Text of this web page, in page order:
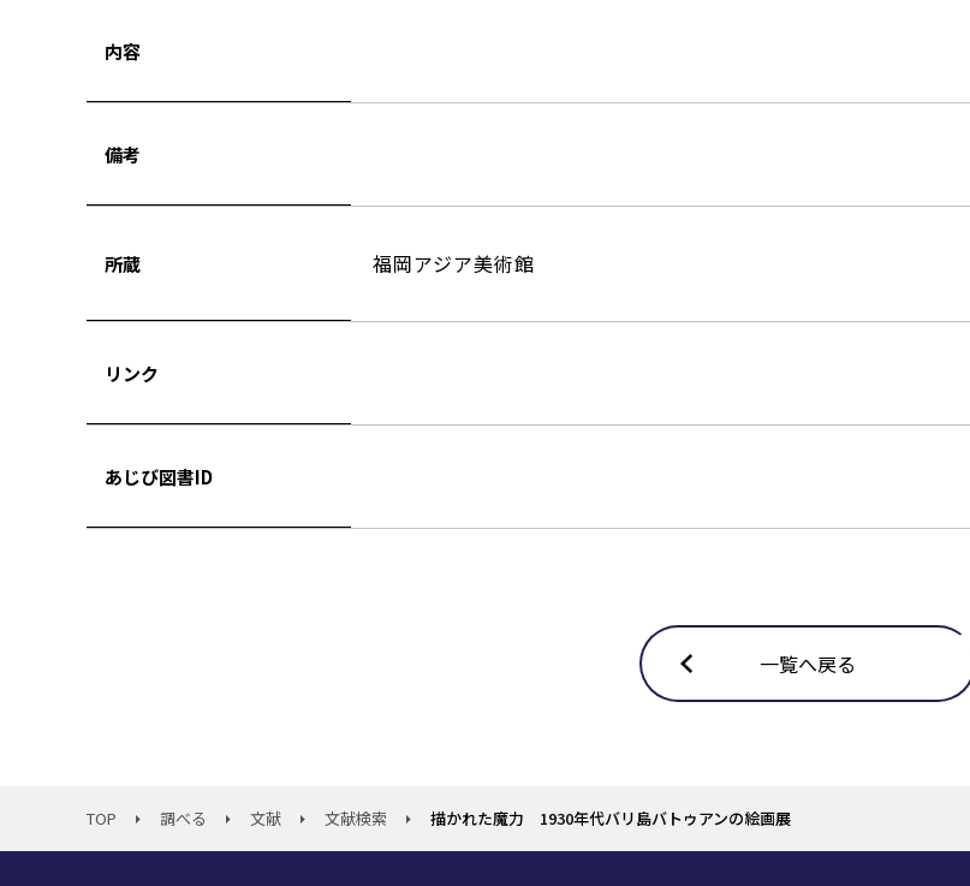
内容
備考
所蔵 福岡アジア美術館
リンク
あじび図書ID
一覧へ戻る
TOP 調べる 文献 文献検索 描かれた魔力 1930年代バリ島バトゥアンの絵画展